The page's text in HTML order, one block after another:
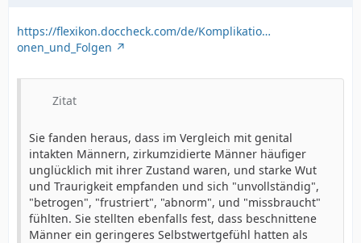
https://flexikon.doccheck.com/de/Komplikatio…
onen_und_Folgen
Zitat
Sie fanden heraus, dass im Vergleich mit genital
intakten Männern, zirkumzidierte Männer häufiger
unglücklich mit ihrer Zustand waren, und starke Wut
und Traurigkeit empfanden und sich "unvollständig",
"betrogen", "frustriert", "abnorm", und "missbraucht"
fühlten. Sie stellten ebenfalls fest, dass beschnittene
Männer ein geringeres Selbstwertgefühl hatten als